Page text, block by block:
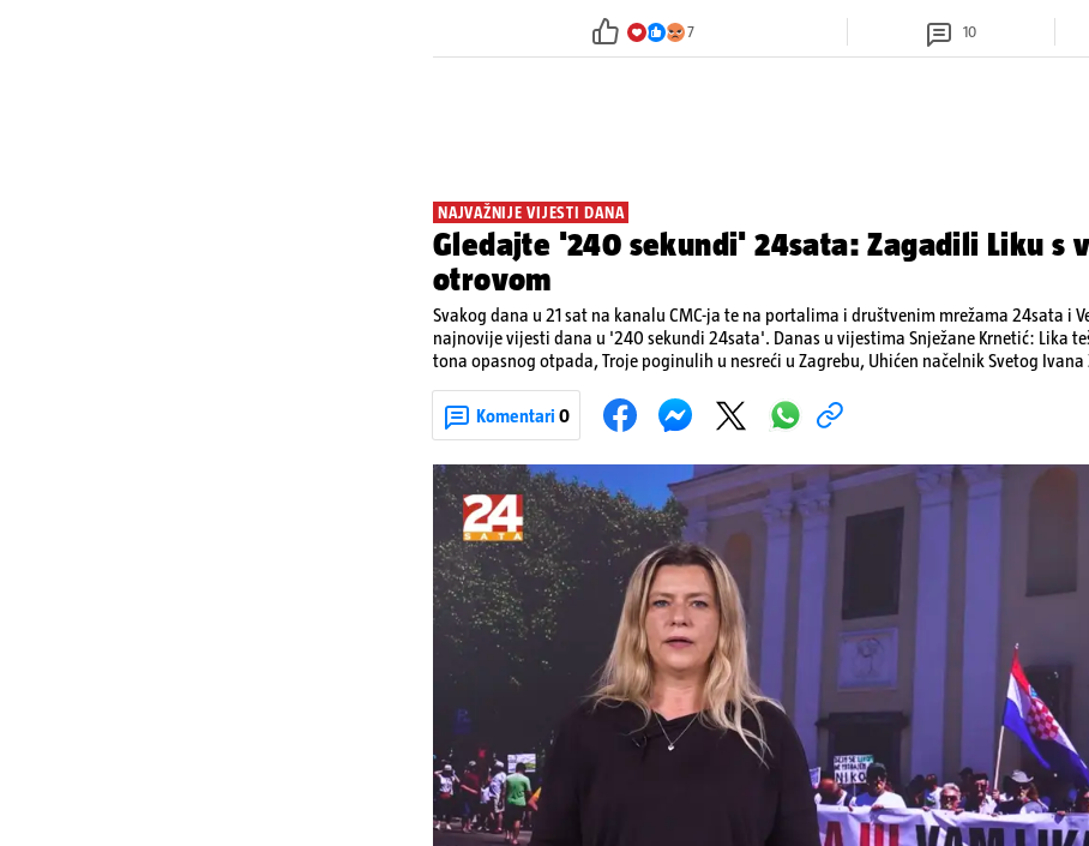
7 10
NAJVAŽNIJE VIJESTI DANA
Gledajte '240 sekundi' 24sata: Zagadili Liku s
otrovom
Svakog dana u 21 sat na kanalu CMC-ja te na portalima i društvenim mrežama 24sata i
najnovije vijesti dana u '240 sekundi 24sata'. Danas u vijestima Snježane Krnetić: Lika
tona opasnog otpada, Troje poginulih u nesreći u Zagrebu, Uhićen načelnik Svetog
Komentari 0
Pokretanje videa...